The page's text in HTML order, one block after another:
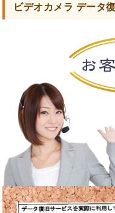
ビデオカメラ データ